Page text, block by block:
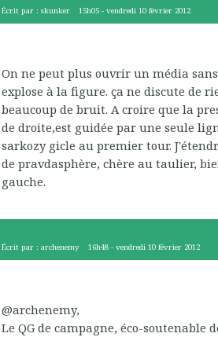
Écrit par : skunker 15h05 -vendredi 10 février 2012
On ne peut plus ouvrir un média
explose à la figure. ça ne discute de
beaucoup de bruit. A croire que la
de droite,est guidée par une seule
sarkozy gicle au premier tour.
de pravdasphère, chère au taulier,
gauche.
Écrit par : archenemy 16h48 -vendredi 10 février 2012
@archenemy,
Le QG de campagne, éco-soutenable